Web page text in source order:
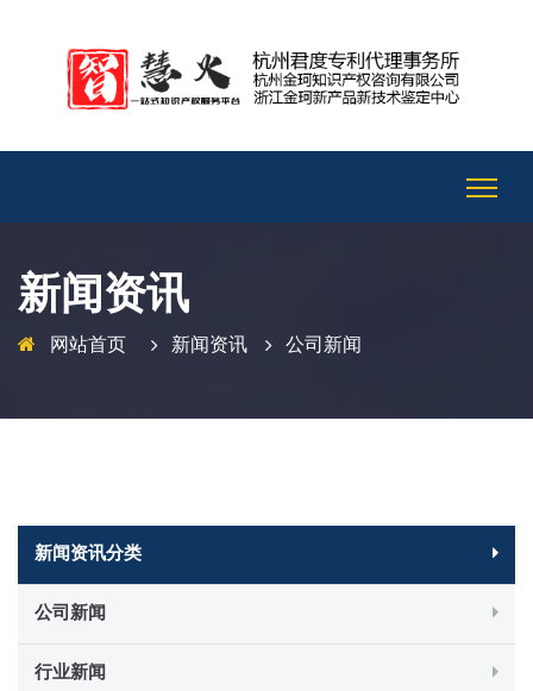
新闻资讯
网站首页 新闻资讯 公司新闻
新闻资讯分类
公司新闻
行业新闻